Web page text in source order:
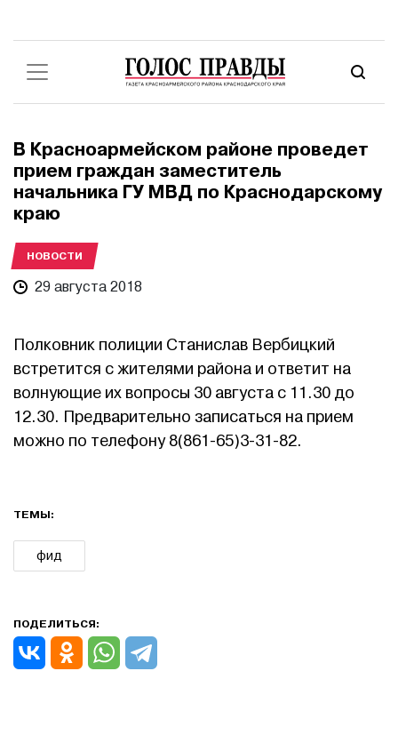
В Красноармейском районе проведет
прием граждан заместитель
начальника ГУ МВД по Краснодарскому
краю
НОВОСТИ
29 августа 2018
Полковник полиции Станислав Вербицкий
встретится с жителями района и ответит на
волнующие их вопросы 30 августа с 11.30 до
12.30. Предварительно записаться на прием
можно по телефону 8(861-65)3-31-82.
ТЕМЫ:
фид
ПОДЕЛИТЬСЯ: